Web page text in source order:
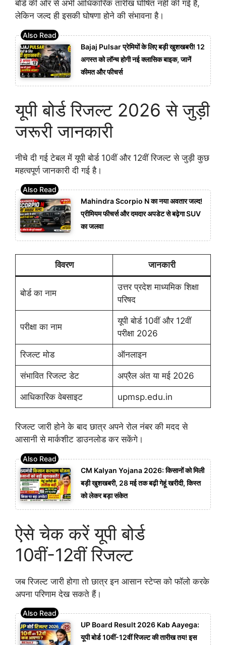
बोर्ड की ओर से अभी आधिकारिक तारीख घोषित नहीं की गई है,
लेकिन जल्द ही इसकी घोषणा होने की संभावना है।
Bajaj Pulsar प्रेमियों के लिए बड़ी खुशखबरी! 12
अगस्त को लॉन्च होगी नई क्लासिक बाइक, जानें
कीमत और फीचर्स
यूपी बोर्ड रिजल्ट 2026 से जुड़ी
जरूरी जानकारी
नीचे दी गई टेबल में यूपी बोर्ड 10वीं और 12वीं रिजल्ट से जुड़ी कुछ
महत्वपूर्ण जानकारी दी गई है।
Mahindra Scorpio N का नया अवतार जल्द!
प्रीमियम फीचर्स और दमदार अपडेट से बढ़ेगा SUV
का जलवा
विवरण जानकारी
बोर्ड का नाम
उत्तर प्रदेश माध्यमिक शिक्षा
परिषद
परीक्षा का नाम
यूपी बोर्ड 10वीं और 12वीं
परीक्षा 2026
रिजल्ट मोड ऑनलाइन
संभावित रिजल्ट डेट अप्रैल अंत या मई 2026
आधिकारिक वेबसाइट upmsp.edu.in
रिजल्ट जारी होने के बाद छात्र अपने रोल नंबर की मदद से
आसानी से मार्कशीट डाउनलोड कर सकेंगे।
CM Kalyan Yojana 2026: किसानों को मिली
बड़ी खुशखबरी, 28 मई तक बढ़ी गेहूं खरीदी, किस्त
को लेकर बड़ा संकेत
ऐसे चेक करें यूपी बोर्ड
10वीं-12वीं रिजल्ट
जब रिजल्ट जारी होगा तो छात्र इन आसान स्टेप्स को फॉलो करके
अपना परिणाम देख सकते हैं।
UP Board Result 2026 Kab Aayega:
यूपी बोर्ड 10वीं-12वीं रिजल्ट की तारीख तय! इस